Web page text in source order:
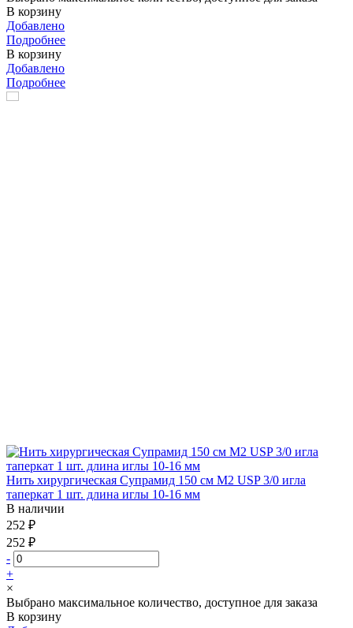
В корзину
Добавлено
Подробнее
В корзину
Добавлено
Подробнее
Нить хирургическая Супрамид 150 см М2 USP 3/0 игла
таперкат 1 шт. длина иглы 10-16 мм
В наличии
252 ₽
252 ₽
-
+
×
Выбрано максимальное количество, доступное для заказа
В корзину